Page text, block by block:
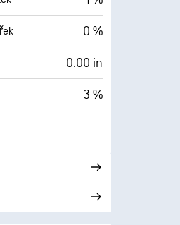
0 %
0.00 in
3 %